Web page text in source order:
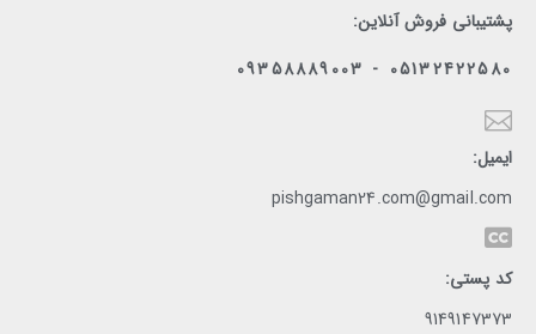
پشتیبانی فروش آنلاین:
05132422580 - 09358889003
ایمیل:
pishgaman24.com@gmail.com
کد پستی:
9149147373